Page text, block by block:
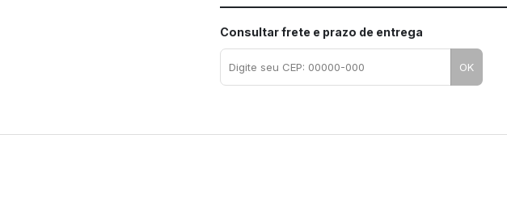
Consultar frete e prazo de entrega
OK